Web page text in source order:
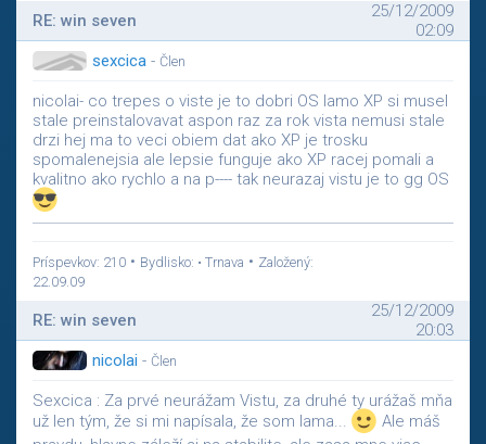
RE: win seven
25/12/2009
02:09
sexcica - Člen
nicolai- co trepes o viste je to dobri OS lamo XP si musel
stale preinstalovavat aspon raz za rok vista nemusi stale
drzi hej ma to veci obiem dat ako XP je trosku
spomalenejsia ale lepsie funguje ako XP racej pomali a
kvalitno ako rychlo a na p---- tak neurazaj vistu je to gg OS
Príspevkov: 210 • Bydlisko: • Trnava • Založený:
22.09.09
RE: win seven
25/12/2009
20:03
nicolai - Člen
Sexcica : Za prvé neurážam Vistu, za druhé ty urážaš mňa
už len tým, že si mi napísala, že som lama...
Ale máš